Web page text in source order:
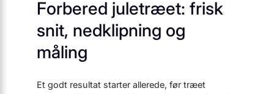
Forbered juletræet: frisk
snit, nedklipning og
måling
Et godt resultat starter allerede, før træet